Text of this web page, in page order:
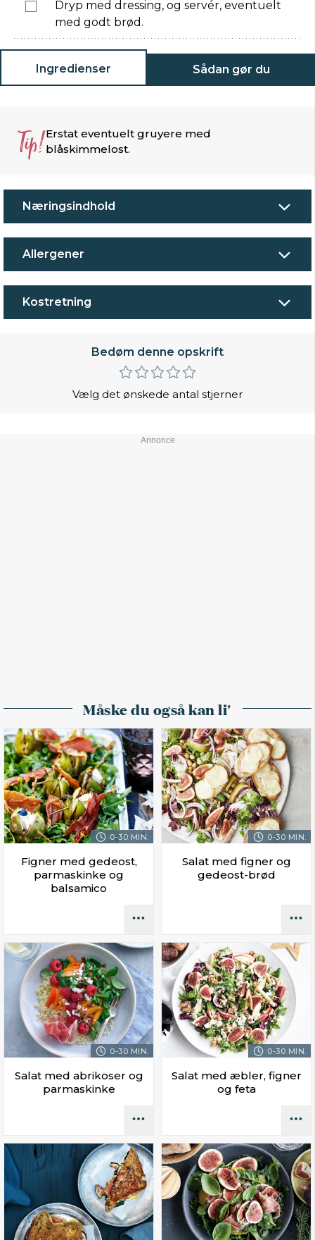
Dryp med dressing, og servér, eventuelt
med godt brød.
Ingredienser Sådan gør du
Tip!Erstat eventuelt gruyere med
blåskimmelost.
Næringsindhold
Allergener
Kostretning
Bedøm denne opskrift
Vælg det ønskede antal stjerner
Måske du også kan li'
0-30 MIN.
Figner med gedeost,
parmaskinke og
balsamico
0-30 MIN.
Salat med figner og
gedeost-brød
0-30 MIN.
Salat med abrikoser og
parmaskinke
0-30 MIN.
Salat med æbler, figner
og feta